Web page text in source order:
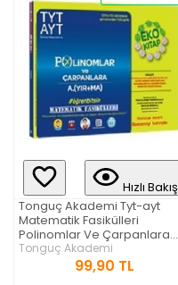
Hızlı Bakış
Tonguç Akademi Tyt-ayt
Matematik Fasikülleri
Polinomlar Ve Çarpanlara
Ayırma Eko
Tonguç Akademi
99,90 TL